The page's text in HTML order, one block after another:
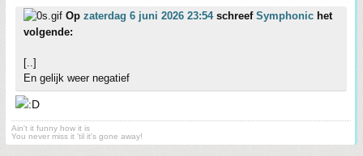
Op zaterdag 6 juni 2026 23:54schreef Symphonic het
volgende:
[..]
En gelijk weer negatief
Ain't it funny how it is
You never miss it 'til it's gone away!